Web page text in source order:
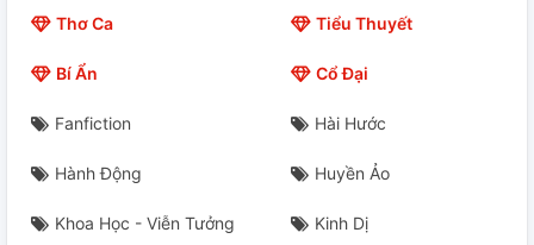
Thơ Ca Tiểu Thuyết
Bí Ẩn Cổ Đại
Fanfiction Hài Hước
Hành Động Huyền Ảo
Khoa Học - Viễn Tưởng Kinh Dị